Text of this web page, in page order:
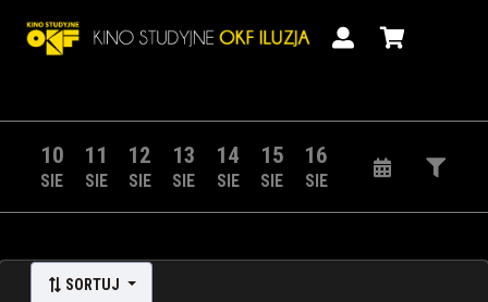
10
SIE
11
SIE
12
SIE
13
SIE
14
SIE
15
SIE
16
SIE
SORTUJ